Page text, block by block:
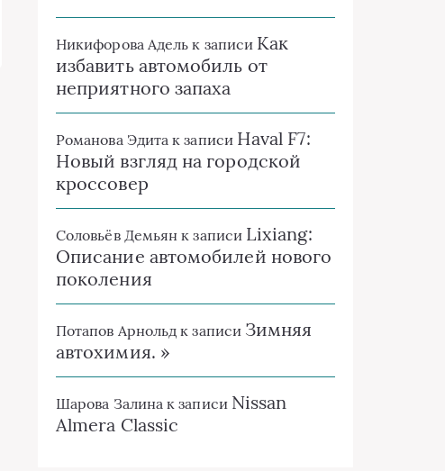
Никифорова Адель к записи Как
избавить автомобиль от
неприятного запаха
Романова Эдита к записи Haval F7:
Новый взгляд на городской
кроссовер
Соловьёв Демьян к записи Lixiang:
Описание автомобилей нового
поколения
Потапов Арнольд к записи Зимняя
автохимия. »
Шарова Залина к записи Nissan
Almera Classic